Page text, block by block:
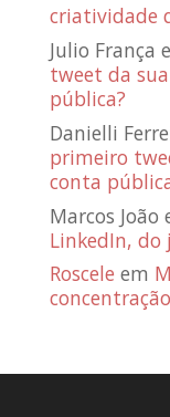
criatividade
Julio França
tweet da
pública?
Danielli
primeiro
conta
Marcos João
LinkedIn, do
Roscele em